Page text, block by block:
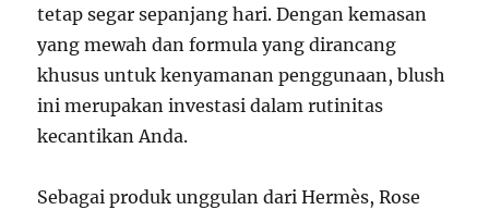
tetap segar sepanjang hari. Dengan kemasan
yang mewah dan formula yang dirancang
khusus untuk kenyamanan penggunaan, blush
ini merupakan investasi dalam rutinitas
kecantikan Anda.
Sebagai produk unggulan dari Hermès, Rose